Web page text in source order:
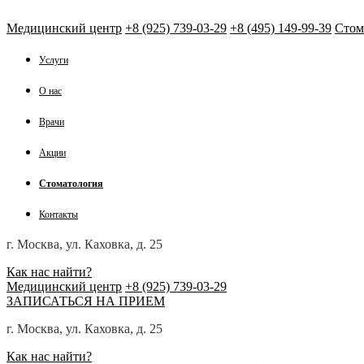
Медицинский центр +8 (925) 739-03-29 +8 (495) 149-99-39
Услуги
О нас
Врачи
Акции
Стоматология
Контакты
г. Москва, ул. Каховка, д. 25
Как нас найти?
Медицинский центр +8 (925) 739-03-29
ЗАПИСАТЬСЯ НА ПРИЕМ
г. Москва, ул. Каховка, д. 25
Как нас найти?